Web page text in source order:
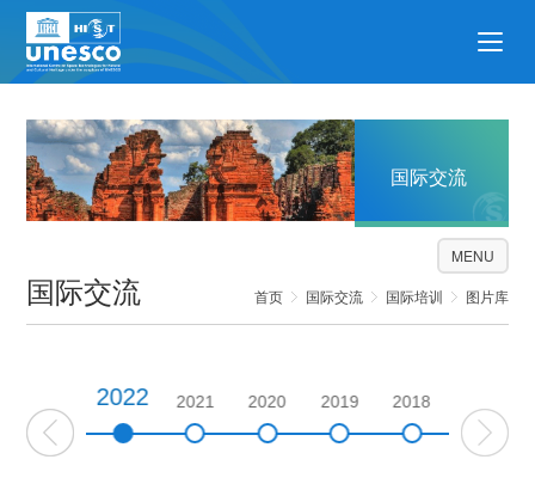
国际交流
国际交流 首页 国际交流 国际培训 图片库
MENU
2022 2021 2020 2019 2018